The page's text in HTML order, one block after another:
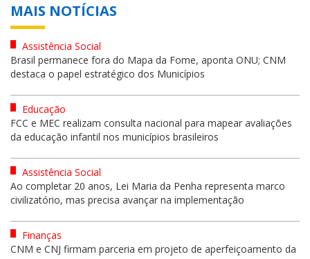
MAIS NOTÍCIAS
Assistência Social
Brasil permanece fora do Mapa da Fome, aponta ONU; CNM
destaca o papel estratégico dos Municípios
Educação
FCC e MEC realizam consulta nacional para mapear avaliações
da educação infantil nos municípios brasileiros
Assistência Social
Ao completar 20 anos, Lei Maria da Penha representa marco
civilizatório, mas precisa avançar na implementação
Finanças
CNM e CNJ firmam parceria em projeto de aperfeiçoamento da